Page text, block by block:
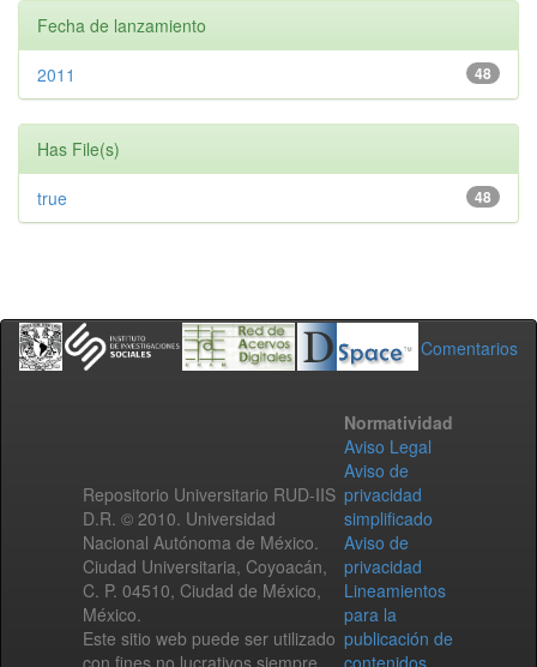
Fecha de lanzamiento
48
2011
Has File(s)
48
true
Comentarios
Repositorio Universitario RUD-IIS
D.R. © 2010. Universidad
Nacional Autónoma de México.
Ciudad Universitaria, Coyoacán,
C. P. 04510, Ciudad de México,
México.
Este sitio web puede ser utilizado
con fines no lucrativos siempre
Normatividad
Aviso Legal
Aviso de
privacidad
simplificado
Aviso de
privacidad
Lineamientos
para la
publicación de
contenidos